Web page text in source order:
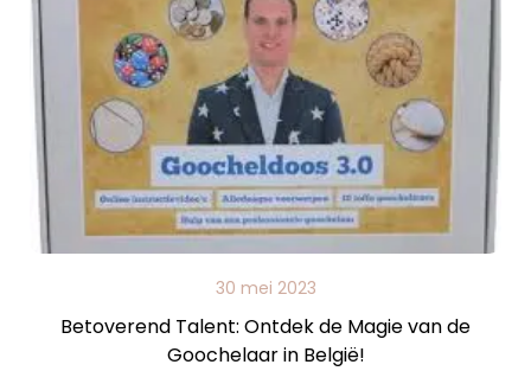
30 mei 2023
Betoverend Talent: Ontdek de Magie van de
Goochelaar in België!